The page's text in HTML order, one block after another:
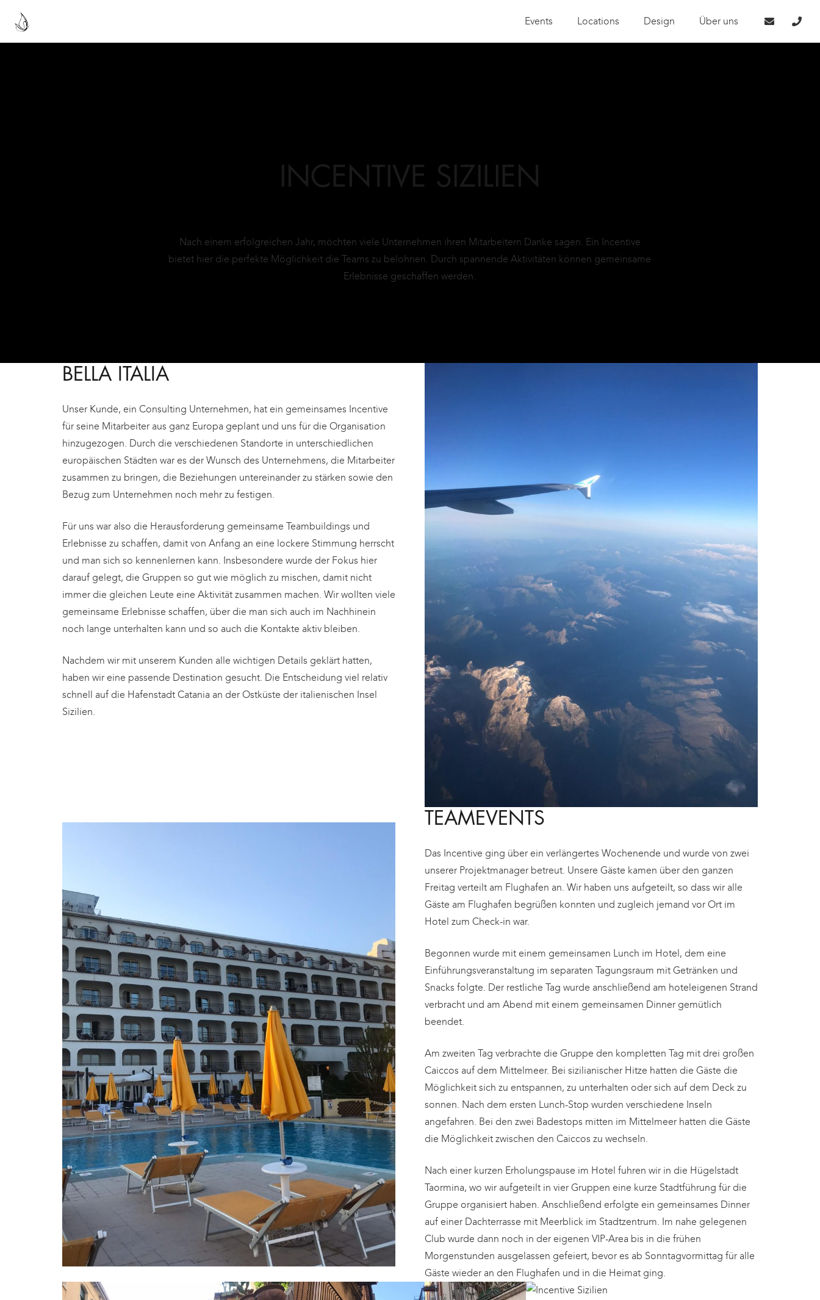
Events Locations Design Über uns
INCENTIVE SIZILIEN
Nach einem erfolgreichen Jahr, möchten viele Unternehmen ihren Mitarbeitern Danke sagen. Ein Incentive
bietet hier die perfekte Möglichkeit die Teams zu belohnen. Durch spannende Aktivitäten können gemeinsame
Erlebnisse geschaffen werden.
BELLA ITALIA
Unser Kunde, ein Consulting Unternehmen, hat ein gemeinsames Incentive
für seine Mitarbeiter aus ganz Europa geplant und uns für die Organisation
hinzugezogen. Durch die verschiedenen Standorte in unterschiedlichen
europäischen Städten war es der Wunsch des Unternehmens, die Mitarbeiter
zusammen zu bringen, die Beziehungen untereinander zu stärken sowie den
Bezug zum Unternehmen noch mehr zu festigen.
Für uns war also die Herausforderung gemeinsame Teambuildings und
Erlebnisse zu schaffen, damit von Anfang an eine lockere Stimmung herrscht
und man sich so kennenlernen kann. Insbesondere wurde der Fokus hier
darauf gelegt, die Gruppen so gut wie möglich zu mischen, damit nicht
immer die gleichen Leute eine Aktivität zusammen machen. Wir wollten viele
gemeinsame Erlebnisse schaffen, über die man sich auch im Nachhinein
noch lange unterhalten kann und so auch die Kontakte aktiv bleiben.
Nachdem wir mit unserem Kunden alle wichtigen Details geklärt hatten,
haben wir eine passende Destination gesucht. Die Entscheidung viel relativ
schnell auf die Hafenstadt Catania an der Ostküste der italienischen Insel
Sizilien.
TEAMEVENTS
Das Incentive ging über ein verlängertes Wochenende und wurde von zwei
unserer Projektmanager betreut. Unsere Gäste kamen über den ganzen
Freitag verteilt am Flughafen an. Wir haben uns aufgeteilt, so dass wir alle
Gäste am Flughafen begrüßen konnten und zugleich jemand vor Ort im
Hotel zum Check-in war.
Begonnen wurde mit einem gemeinsamen Lunch im Hotel, dem eine
Einführungsveranstaltung im separaten Tagungsraum mit Getränken und
Snacks folgte. Der restliche Tag wurde anschließend am hoteleigenen Strand
verbracht und am Abend mit einem gemeinsamen Dinner gemütlich
beendet.
Am zweiten Tag verbrachte die Gruppe den kompletten Tag mit drei großen
Caiccos auf dem Mittelmeer. Bei sizilianischer Hitze hatten die Gäste die
Möglichkeit sich zu entspannen, zu unterhalten oder sich auf dem Deck zu
sonnen. Nach dem ersten Lunch-Stop wurden verschiedene Inseln
angefahren. Bei den zwei Badestops mitten im Mittelmeer hatten die Gäste
die Möglichkeit zwischen den Caiccos zu wechseln.
Nach einer kurzen Erholungspause im Hotel fuhren wir in die Hügelstadt
Taormina, wo wir aufgeteilt in vier Gruppen eine kurze Stadtführung für die
Gruppe organisiert haben. Anschließend erfolgte ein gemeinsames Dinner
auf einer Dachterrasse mit Meerblick im Stadtzentrum. Im nahe gelegenen
Club wurde dann noch in der eigenen VIP-Area bis in die frühen
Morgenstunden ausgelassen gefeiert, bevor es ab Sonntagvormittag für alle
Gäste wieder an den Flughafen und in die Heimat ging.